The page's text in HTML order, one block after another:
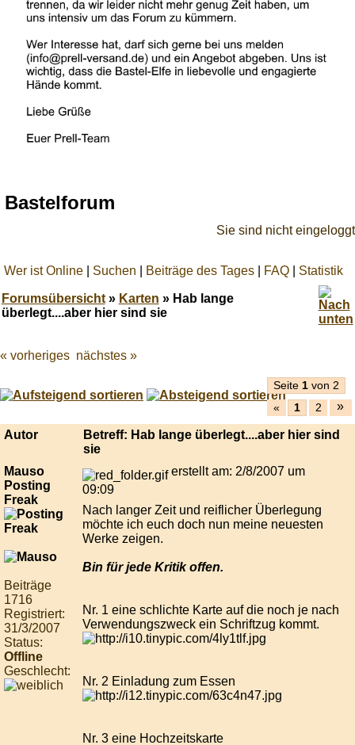
Bastelforum
Sie sind nicht eingeloggt
Wer ist Online Suchen Beiträge des Tages FAQ Statistik
Forumsübersicht» Karten » Hab lange
überlegt....aber hier sind sie
Best
live
casino
« vorheriges nächstes »
Seite 1von 2
«
1 2 »
Autor
Betreff: Hab lange überlegt....aber hier sind
sie
Mauso
Posting
Freak
Beiträge
1716
Registriert:
31/3/2007
Status:
Offline
Geschlecht:
erstellt am: 2/8/2007 um
09:09
Nach langer Zeit und reiflicher Überlegung
möchte ich euch doch nun meine neuesten
Werke zeigen.
Bin für jede Kritik offen.
Nr. 1 eine schlichte Karte auf die noch je nach
Verwendungszweck ein Schriftzug kommt.
Nr. 2 Einladung zum Essen
Nr. 3 eine Hochzeitskarte